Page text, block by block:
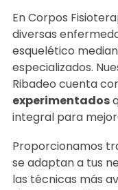
En Corpos
diversas
esquelético
especializados.
Ribadeo cuenta
experimentados
integral para
Proporcionamos
se adaptan a tus
las técnicas más